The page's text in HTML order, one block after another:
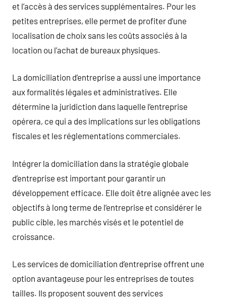
et l’accès à des services supplémentaires. Pour les
petites entreprises, elle permet de profiter d’une
localisation de choix sans les coûts associés à la
location ou l’achat de bureaux physiques.
La domiciliation d’entreprise a aussi une importance
aux formalités légales et administratives. Elle
détermine la juridiction dans laquelle l’entreprise
opérera, ce qui a des implications sur les obligations
fiscales et les réglementations commerciales.
Intégrer la domiciliation dans la stratégie globale
d’entreprise est important pour garantir un
développement efficace. Elle doit être alignée avec les
objectifs à long terme de l’entreprise et considérer le
public cible, les marchés visés et le potentiel de
croissance.
Les services de domiciliation d’entreprise offrent une
option avantageuse pour les entreprises de toutes
tailles. Ils proposent souvent des services